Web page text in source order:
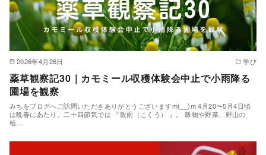
2026年4月26日 学び
薬草観察記30｜カモミール収穫体験会中止で小雨降る
圃場を観察
みちをブログへご訪問いただきありがとうございますm(__)m 4月20〜5月4日頃
は晩春にあたり、二十四節気では 『穀雨（こくう） 』。 穀物や野菜、野山の
植…